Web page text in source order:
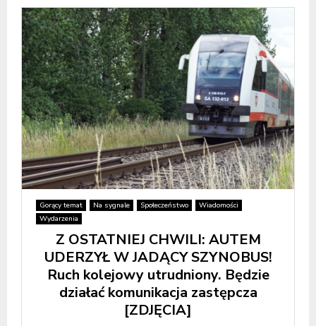
Gorący temat Na sygnale Społeczeństwo
Wiadomości
Wydarzenia
Z OSTATNIEJ CHWILI: AUTEM
UDERZYŁ W JADĄCY SZYNOBUS!
Ruch kolejowy utrudniony. Będzie
działać komunikacja zastępcza
[ZDJĘCIA]